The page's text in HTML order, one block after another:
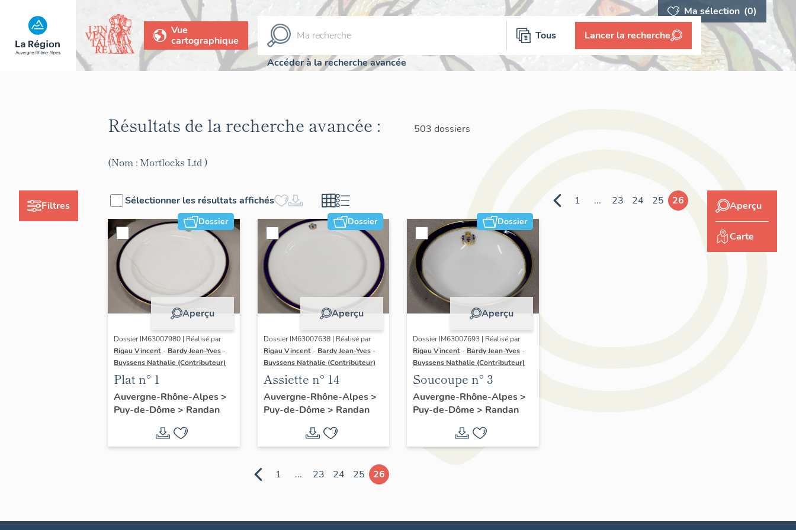
Ma sélection (0)
Vue
cartographique
Tous Lancer la recherche
Accéder à la recherche avancée
Filtres
Résultats de la recherche avancée : 503 dossiers
(Nom : Mortlocks Ltd )
Sélectionner les résultats affichés 1 ... 23 24 25 26
Dossier
Aperçu
Dossier IM63007980 | Réalisé par
Rigau Vincent - Bardy Jean-Yves -
Buyssens Nathalie (Contributeur)
Plat n° 1
Auvergne-Rhône-Alpes>
Puy-de-Dôme > Randan
Dossier
Aperçu
Dossier IM63007638 | Réalisé par
Rigau Vincent - Bardy Jean-Yves -
Buyssens Nathalie (Contributeur)
Assiette n° 14
Auvergne-Rhône-Alpes>
Puy-de-Dôme > Randan
Dossier
Aperçu
Dossier IM63007693 | Réalisé par
Rigau Vincent - Bardy Jean-Yves -
Buyssens Nathalie (Contributeur)
Soucoupe n° 3
Auvergne-Rhône-Alpes>
Puy-de-Dôme > Randan
1 ... 23 24 25 26
Aperçu
Carte